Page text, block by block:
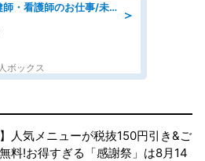
＞
社団法人での保健師・看護師のお仕事/未経験OK/要資格:普通免許、保健師、正看護師
ボックス
】人気メニューが税抜150円引き&ご
料!お得すぎる「感謝祭」は8月14